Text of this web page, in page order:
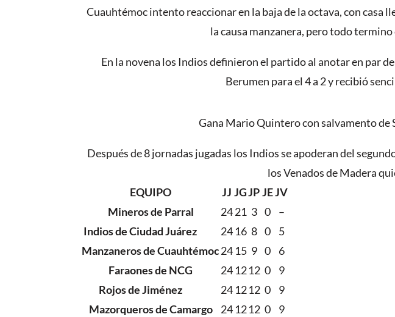
Cuauhtémoc intento reaccionar en la baja de la octava, con casa
la causa manzanera, pero todo termino
En la novena los Indios definieron el partido al anotar en par
Berumen para el 4 a 2 y recibió
Gana Mario Quintero con salvamento de
Después de 8 jornadas jugadas los Indios se apoderan del
los Venados de Madera
EQUIPO
JJ JGJPJEJV
Mineros de Parral
2421 3 0
–
Indios de Ciudad Juárez
24 16 8 0
5
Manzaneros de Cuauhtémoc24 15 9 0
6
Faraones de NCG
24 1212 0
9
Rojos de Jiménez
24 1212 0
9
Mazorqueros de Camargo
24 1212 0
9